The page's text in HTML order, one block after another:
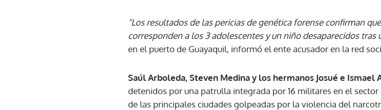
"Los resultados de las pericias de genética forense confirman
corresponden a los 3 adolescentes y un niño desaparecidos
en el puerto de Guayaquil, informó el ente acusador en la red
Saúl Arboleda, Steven Medina y los hermanos Josué e Ismael
detenidos por una patrulla integrada por 16 militares en el sector
de las principales ciudades golpeadas por la violencia del